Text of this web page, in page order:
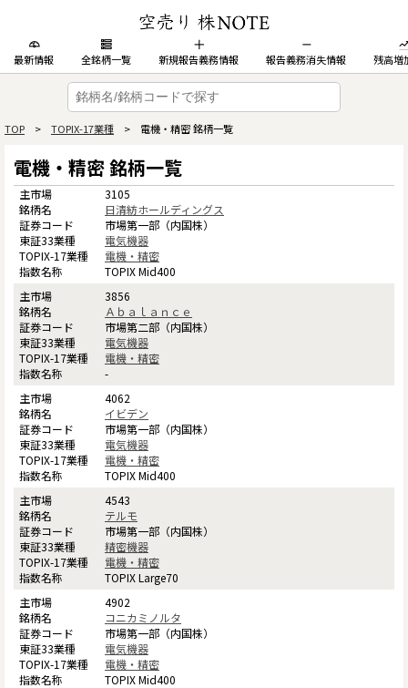
最新情報 全銘柄一覧 新規報告義務情報 報告義務消失情報 残高増
TOP > TOPIX-17業種 > 電機・精密 銘柄一覧
電機・精密 銘柄一覧
3105
日清紡ホールディングス
市場第一部（内国株）
電気機器
電機・精密
TOPIX Mid400
3856
Ａｂａｌａｎｃｅ
市場第二部（内国株）
電気機器
電機・精密
-
4062
イビデン
市場第一部（内国株）
電気機器
電機・精密
TOPIX Mid400
4543
テルモ
市場第一部（内国株）
精密機器
電機・精密
TOPIX Large70
4902
コニカミノルタ
市場第一部（内国株）
電気機器
電機・精密
TOPIX Mid400